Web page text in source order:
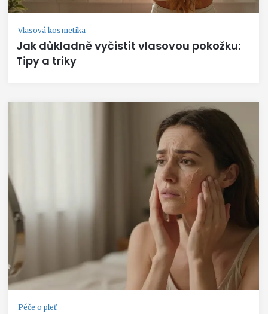
Vlasová kosmetika
Jak důkladně vyčistit vlasovou pokožku:
Tipy a triky
Péče o pleť